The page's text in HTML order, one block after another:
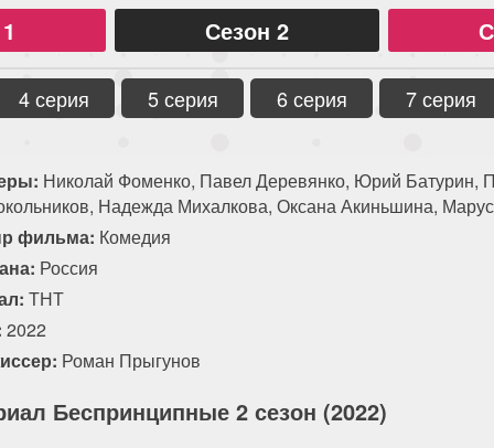
Сезон 2
4 серия 5 серия 6 серия 7 серия
Николай Фоменко, Павел Деревянко, Юрий Батурин,
Надежда Михалкова, Оксана Акиньшина,
фильма: Комедия
Россия
ТНТ
2022
Роман Прыгунов
Беспринципные 2 сезон (2022)